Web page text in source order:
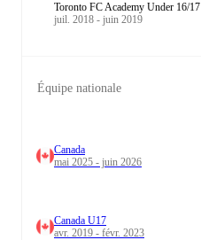
Toronto FC Academy Under 16/17
juil. 2018 - juin 2019
Équipe nationale
Canada
mai 2025 - juin 2026
Canada U17
avr. 2019 - févr. 2023